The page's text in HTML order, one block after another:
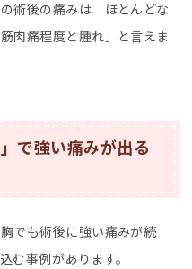
術後の痛みは「ほとんどな
肉痛程度と腫れ」と言えま
で強い痛みが出る
でも術後に強い痛みが続
む事例があります。